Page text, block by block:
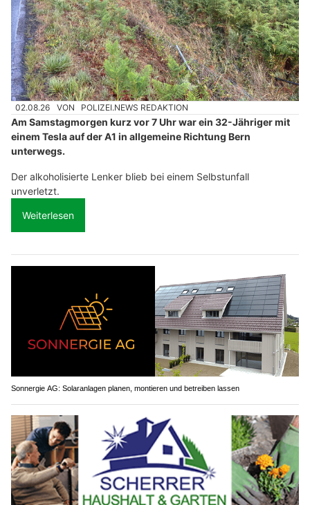
02.08.26 VON POLIZEI.NEWS REDAKTION
Am Samstagmorgen kurz vor 7 Uhr war ein 32-Jähriger mit
einem Tesla auf der A1 in allgemeine Richtung Bern
unterwegs.
Der alkoholisierte Lenker blieb bei einem Selbstunfall
unverletzt.
Weiterlesen
Sonnergie AG: Solaranlagen planen, montieren und betreiben lassen